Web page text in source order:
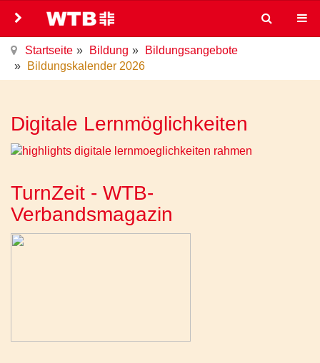
Startseite Bildung
Bildungsangebote
Bildungskalender 2026
Digitale Lernmöglichkeiten
TurnZeit - WTB-
Verbandsmagazin